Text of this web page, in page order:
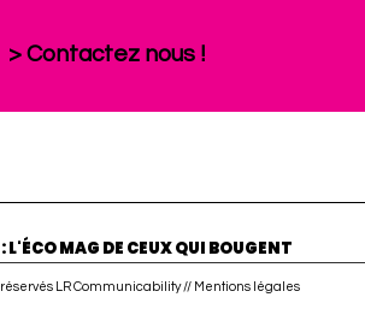
> Contactez nous !
L'ÉCO MAG DE CEUX QUI BOUGENT
LR Communicability // Mentions légales